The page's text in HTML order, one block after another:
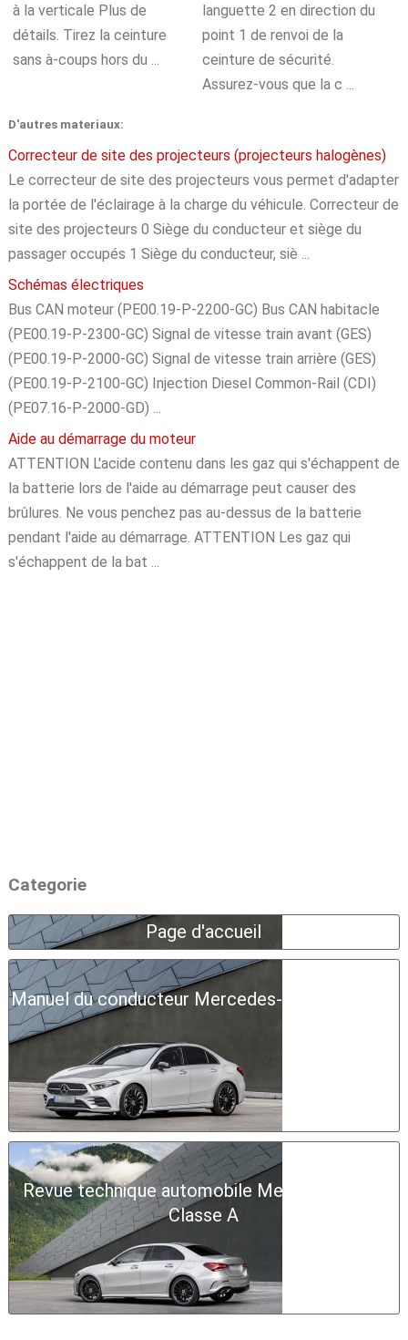
à la verticale Plus de
détails. Tirez la ceinture
sans à-coups hors du ...
languette 2 en direction du
point 1 de renvoi de la
ceinture de sécurité.
Assurez-vous que la c ...
D'autres materiaux:
Correcteur de site des projecteurs (projecteurs halogènes)
Le correcteur de site des projecteurs vous permet d'adapter
la portée de l'éclairage à la charge du véhicule. Correcteur de
site des projecteurs 0 Siège du conducteur et siège du
passager occupés 1 Siège du conducteur, siè ...
Schémas électriques
Bus CAN moteur (PE00.19-P-2200-GC) Bus CAN habitacle
(PE00.19-P-2300-GC) Signal de vitesse train avant (GES)
(PE00.19-P-2000-GC) Signal de vitesse train arrière (GES)
(PE00.19-P-2100-GC) Injection Diesel Common-Rail (CDI)
(PE07.16-P-2000-GD) ...
Aide au démarrage du moteur
ATTENTION L'acide contenu dans les gaz qui s'échappent de
la batterie lors de l'aide au démarrage peut causer des
brûlures. Ne vous penchez pas au-dessus de la batterie
pendant l'aide au démarrage. ATTENTION Les gaz qui
s'échappent de la bat ...
Categorie
Page d'accueil
Manuel du conducteur Mercedes-Benz Classe A
Revue technique automobile Mercedes-Benz
Classe A